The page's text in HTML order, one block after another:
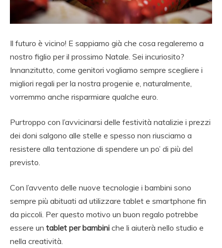
Il futuro è vicino! E sappiamo già che cosa regaleremo a
nostro figlio per il prossimo Natale. Sei incuriosito?
Innanzitutto, come genitori vogliamo sempre scegliere i
migliori regali per la nostra progenie e, naturalmente,
vorremmo anche risparmiare qualche euro.
Purtroppo con l’avvicinarsi delle festività natalizie i prezzi
dei doni salgono alle stelle e spesso non riusciamo a
resistere alla tentazione di spendere un po’ di più del
previsto.
Con l’avvento delle nuove tecnologie i bambini sono
sempre più abituati ad utilizzare tablet e smartphone fin
da piccoli. Per questo motivo un buon regalo potrebbe
essere un tablet per bambini che li aiuterà nello studio e
nella creatività.